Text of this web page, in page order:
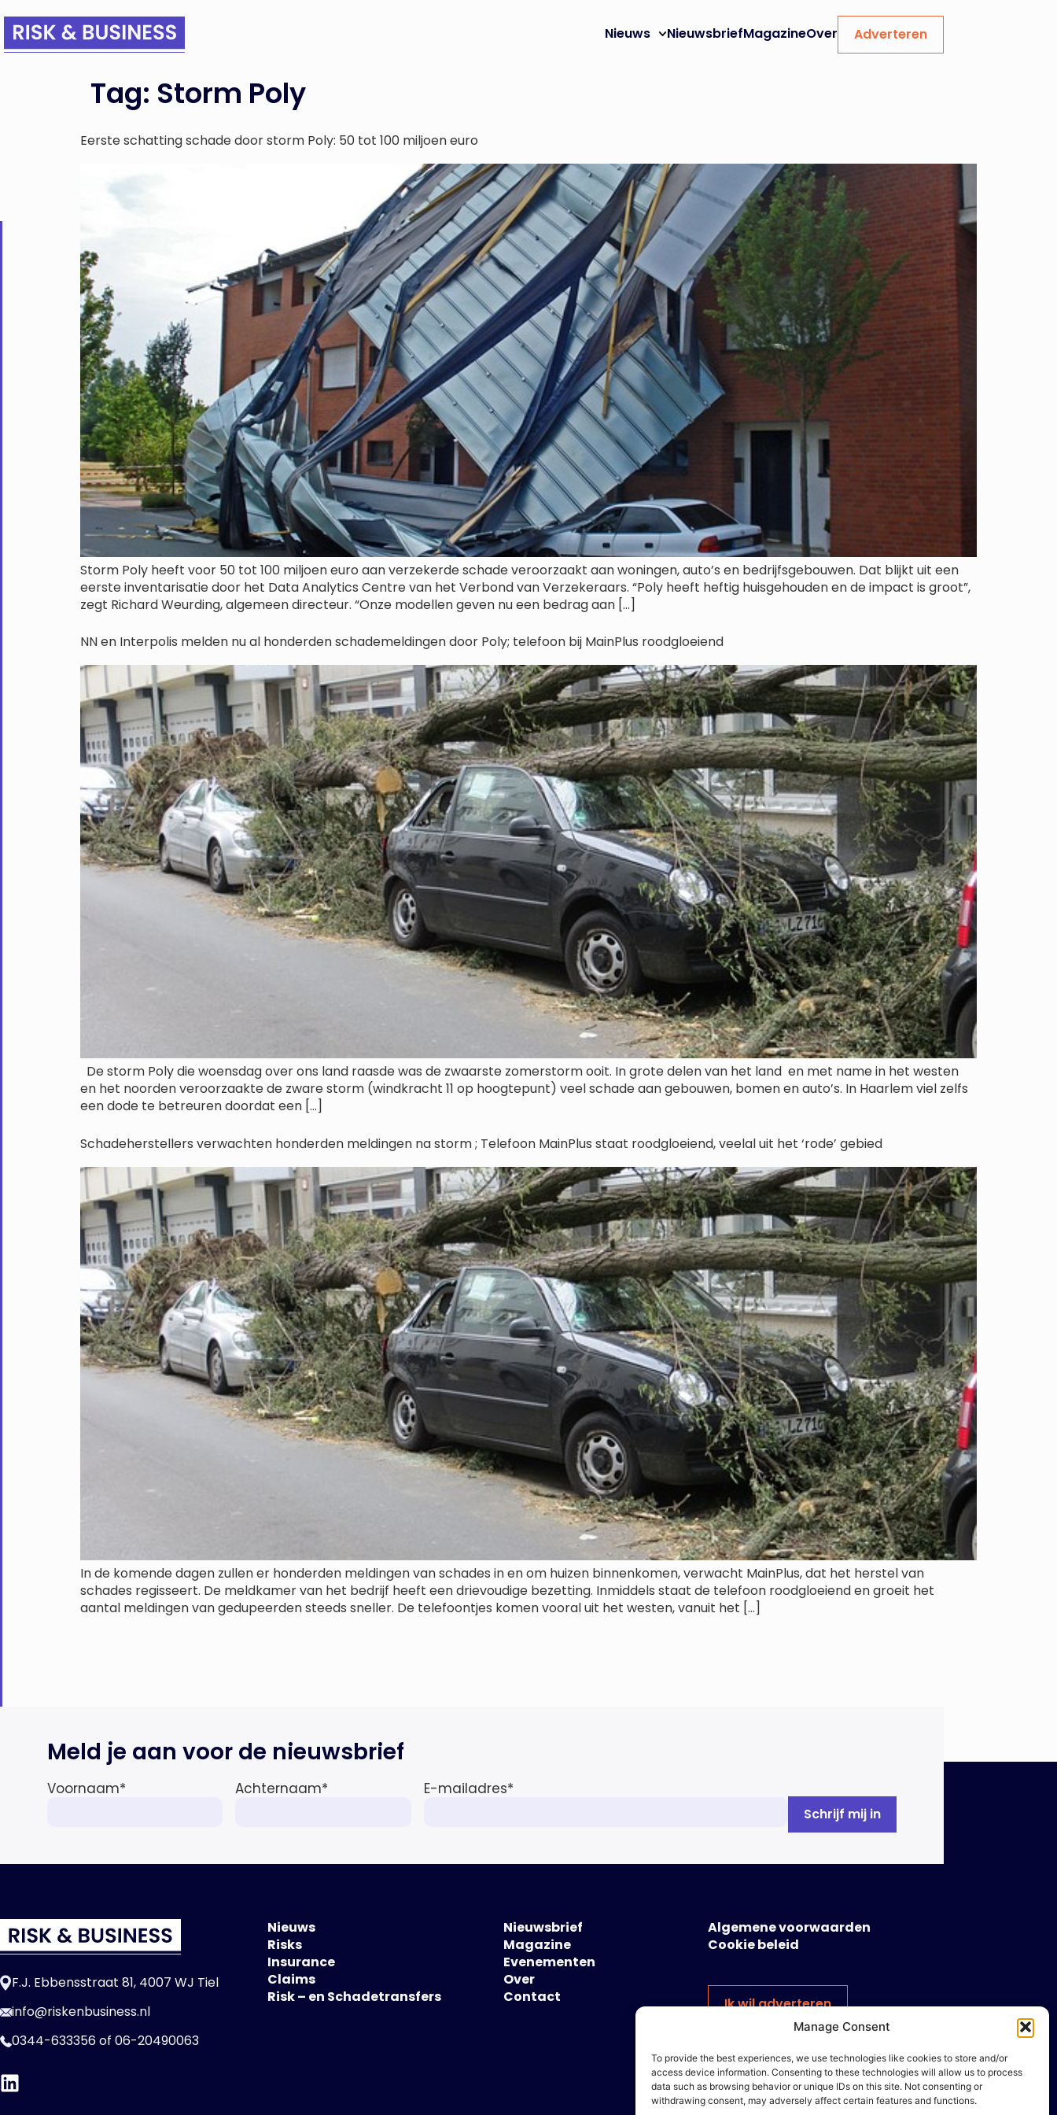
Manage Consent
To provide the best experiences, we use technologies like cookies to store and/or
access device information. Consenting to these technologies will allow us to process
data such as browsing behavior or unique IDs on this site. Not consenting or
withdrawing consent, may adversely affect certain features and functions.
Nieuws NieuwsbriefMagazineOver Adverteren
Tag: Storm Poly
Eerste schatting schade door storm Poly: 50 tot 100 miljoen euro
Storm Poly heeft voor 50 tot 100 miljoen euro aan verzekerde schade veroorzaakt aan woningen, auto’s en bedrijfsgebouwen. Dat blijkt uit een
eerste inventarisatie door het Data Analytics Centre van het Verbond van Verzekeraars. “Poly heeft heftig huisgehouden en de impact is groot”,
zegt Richard Weurding, algemeen directeur. “Onze modellen geven nu een bedrag aan […]
NN en Interpolis melden nu al honderden schademeldingen door Poly; telefoon bij MainPlus roodgloeiend
De storm Poly die woensdag over ons land raasde was de zwaarste zomerstorm ooit. In grote delen van het land en met name in het westen
en het noorden veroorzaakte de zware storm (windkracht 11 op hoogtepunt) veel schade aan gebouwen, bomen en auto’s. In Haarlem viel zelfs
een dode te betreuren doordat een […]
Schadeherstellers verwachten honderden meldingen na storm ; Telefoon MainPlus staat roodgloeiend, veelal uit het ‘rode’ gebied
In de komende dagen zullen er honderden meldingen van schades in en om huizen binnenkomen, verwacht MainPlus, dat het herstel van
schades regisseert. De meldkamer van het bedrijf heeft een drievoudige bezetting. Inmiddels staat de telefoon roodgloeiend en groeit het
aantal meldingen van gedupeerden steeds sneller. De telefoontjes komen vooral uit het westen, vanuit het […]
Meld je aan voor de nieuwsbrief
Voornaam* Achternaam* E-mailadres*
F.J. Ebbensstraat 81, 4007 WJ Tiel
info@riskenbusiness.nl
0344-633356of 06-20490063
Nieuws
Risks
Insurance
Claims
Risk – en Schadetransfers
Nieuwsbrief
Magazine
Evenementen
Over
Contact
Algemene voorwaarden
Cookie beleid
Ik wil adverteren